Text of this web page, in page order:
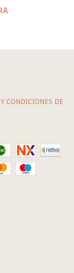
CONDICIONES DE